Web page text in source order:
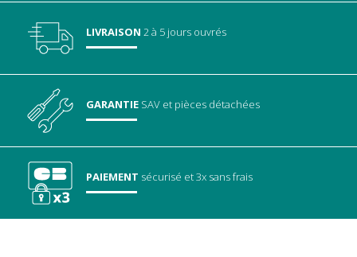
LIVRAISON 2 à 5 jours ouvrés
GARANTIE SAV et pièces détachées
PAIEMENT sécurisé et 3x sans frais